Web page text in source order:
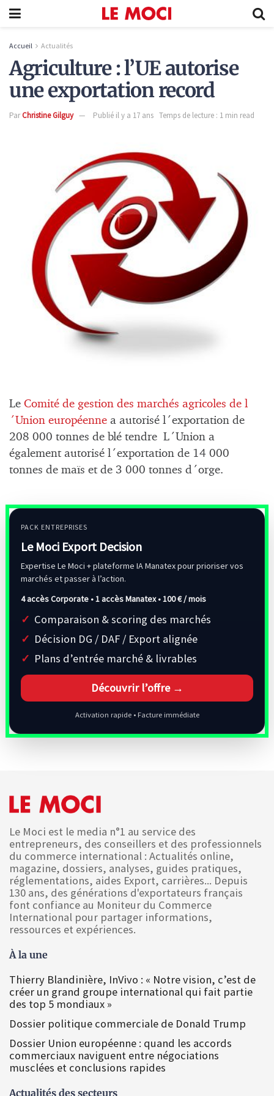
Accueil Actualités
Agriculture : l’UE autorise
une exportation record
ParChristine Gilguy Publié il y a 17 ans Temps de lecture : 1 min read
Le Comité de gestion des marchés agricoles de l
´Union européenne a autorisé l´exportation de
208 000 tonnes de blé tendre L´Union a
également autorisé l´exportation de 14 000
tonnes de maïs et de 3 000 tonnes d´orge.
PACK ENTREPRISES
Le Moci Export Decision
Expertise Le Moci + plateforme IA Manatex pour prioriser vos
marchés et passer à l’action.
4 accès Corporate • 1 accès Manatex •100 € / mois
Comparaison & scoring des marchés
Décision DG / DAF / Export alignée
Plans d’entrée marché & livrables
Découvrir l’offre →
Activation rapide • Facture immédiate
Le Moci est le media n°1 au service des
entrepreneurs, des conseillers et des professionnels
du commerce international : Actualités online,
magazine, dossiers, analyses, guides pratiques,
réglementations, aides Export, carrières... Depuis
130 ans, des générations d'exportateurs français
font confiance au Moniteur du Commerce
International pour partager informations,
ressources et expériences.
À la une
Thierry Blandinière, InVivo : « Notre vision, c’est de
créer un grand groupe international qui fait partie
des top 5 mondiaux »
Dossier politique commerciale de Donald Trump
Dossier Union européenne : quand les accords
commerciaux naviguent entre négociations
musclées et conclusions rapides
Actualités des secteurs